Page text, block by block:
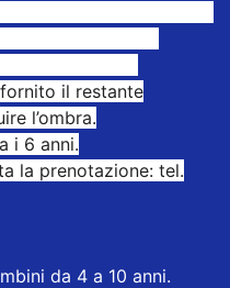
il restante
l’ombra.
i 6 anni.
la prenotazione: tel.
da 4 a 10 anni.